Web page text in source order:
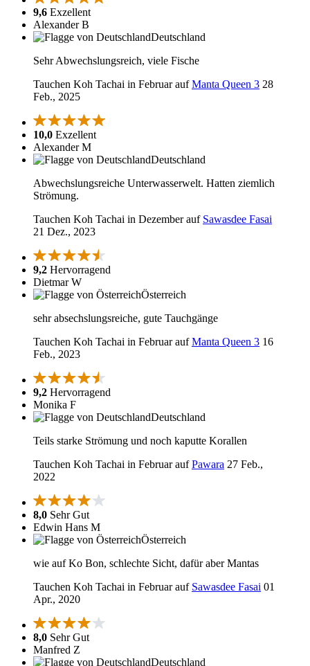
9,6 Exzellent
Alexander B
Deutschland
Sehr Abwechslungsreich, viele Fische
Tauchen Koh Tachai in Februar aufManta Queen 3 28
Feb., 2025
10,0 Exzellent
Alexander M
Deutschland
Abwechslungsreiche Unterwasserwelt. Hatten ziemlich
Strömung.
Tauchen Koh Tachai in Dezember auf Sawasdee Fasai
21 Dez., 2023
9,2 Hervorragend
Dietmar W
Österreich
sehr absechslungsreiche, gute Tauchgänge
Tauchen Koh Tachai in Februar aufManta Queen 3 16
Feb., 2023
9,2 Hervorragend
Monika F
Deutschland
Teils starke Strömung und noch kaputte Korallen
Tauchen Koh Tachai in Februar aufPawara 27 Feb.,
2022
8,0 Sehr Gut
Edwin Hans M
Österreich
wie auf Ko Bon, schlechte Sicht, dafür aber Mantas
Tauchen Koh Tachai in Februar auf Sawasdee Fasai 01
Apr., 2020
8,0 Sehr Gut
Manfred Z
Deutschland